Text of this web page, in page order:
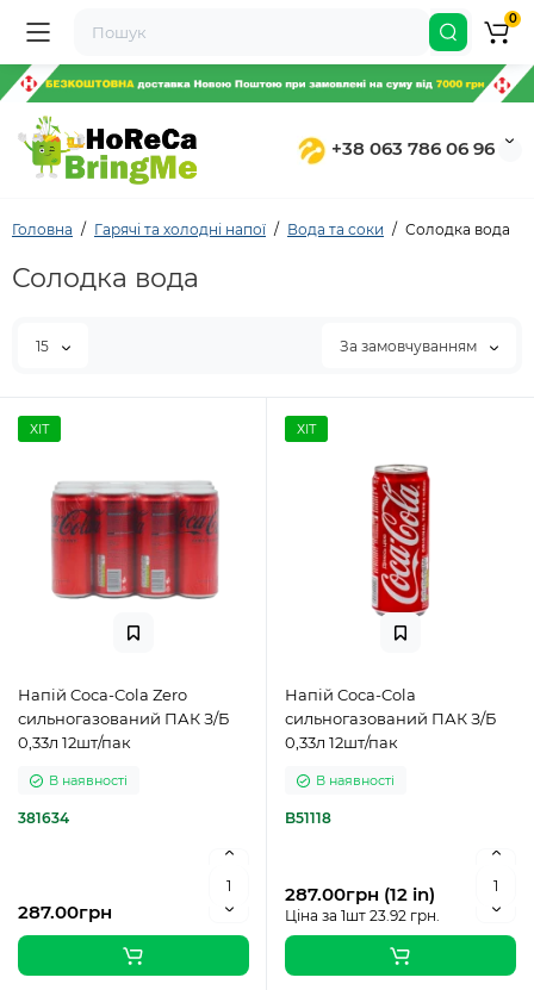
+38 063 786 06 96
0
Головна Гарячі та холодні напої Вода та соки Солодка вода
Солодка вода
15 За замовчуванням
ХІТ
Напій Coca-Cola Zero
сильногазований ПАК З/Б
0,33л 12шт/пак
В наявності
381634
287.00грн
ХІТ
Напій Coca-Cola
сильногазований ПАК З/Б
0,33л 12шт/пак
В наявності
B51118
287.00грн (12 in)
Ціна за 1шт 23.92 грн.